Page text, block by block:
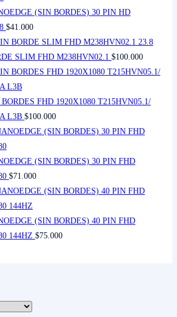
(SIN BORDES) 30 PIN HD
$41.000
23.8
SLIM FHD M238HVN02.1 $100.000
FHD 1920X1080 T215HVN05.1/
L3B $100.000
(SIN BORDES) 30 PIN FHD
$71.000
(SIN BORDES) 40 PIN FHD
144HZ $75.000